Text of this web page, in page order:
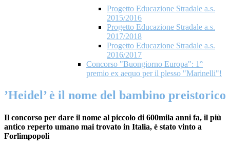
Progetto Educazione Stradale a.s.
2015/2016
Progetto Educazione Stradale a.s.
2017/2018
Progetto Educazione Stradale a.s.
2016/2017
Concorso "Buongiorno Europa": 1°
premio ex aequo per il plesso "Marinelli"!
’Heidel’ è il nome del bambino preistorico
Il concorso per dare il nome al piccolo di 600mila anni fa, il più
antico reperto umano mai trovato in Italia, è stato vinto a
Forlimpopoli